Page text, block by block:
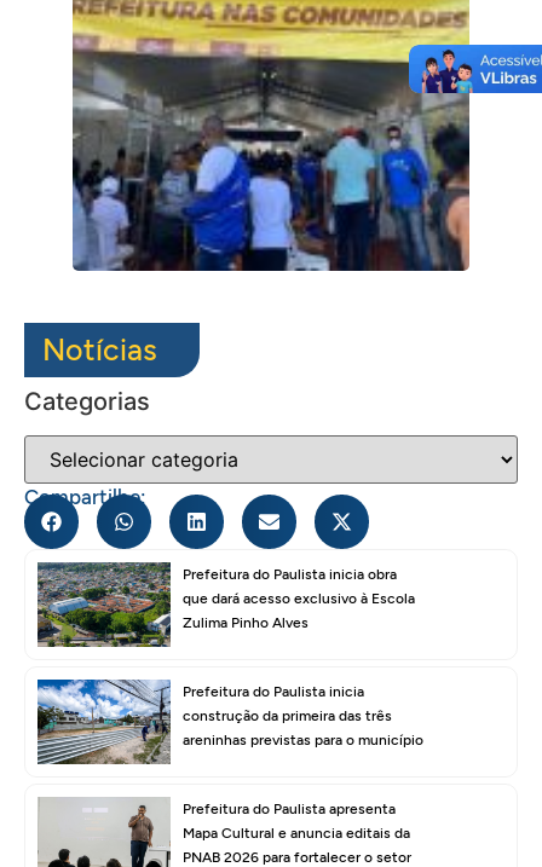
Notícias
Categorias
Compartilhe:
Prefeitura do Paulista inicia obra
que dará acesso exclusivo à Escola
Zulima Pinho Alves
Prefeitura do Paulista inicia
construção da primeira das três
areninhas previstas para o município
Prefeitura do Paulista apresenta
Mapa Cultural e anuncia editais da
PNAB 2026 para fortalecer o setor